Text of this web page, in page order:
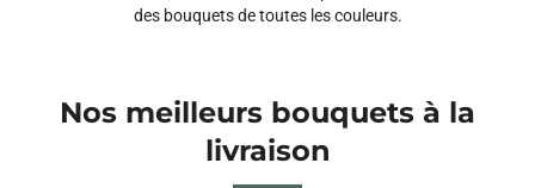
des bouquets de toutes les couleurs.
Nos meilleurs bouquets à la
livraison